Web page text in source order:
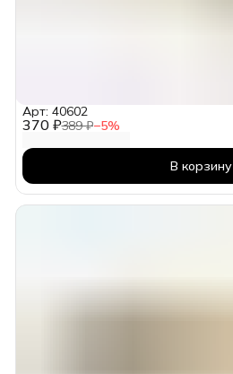
370 ₽389 ₽−5%
Арт: 40602
В корзину